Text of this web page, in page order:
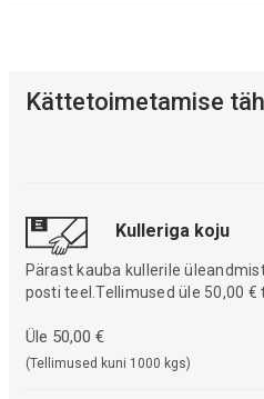
Kättetoimetamise
Kulleriga koju
Pärast kauba kullerile
posti teel.Tellimused üle 50,00
Üle 50,00 €
(Tellimused kuni 1000 kgs)